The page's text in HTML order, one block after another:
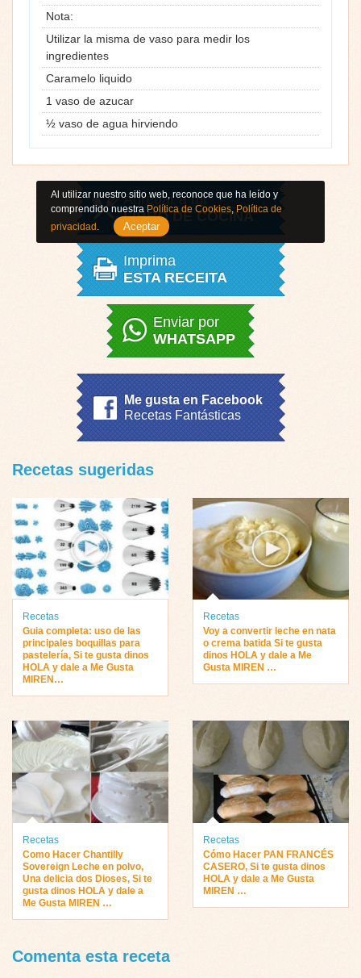
Nota:
Utilizar la misma de vaso para medir los
ingredientes
Caramelo liquido
1 vaso de azucar
½ vaso de agua hirviendo
Agregar a mi
LIBRO DE COCINA
Imprima
ESTA RECEITA
Enviar por
WHATSAPP
Me gusta en Facebook
Recetas Fantásticas
Recetas sugeridas
Recetas
Guia completa: uso de las
principales boquillas para
pastelería, Si te gusta dinos
HOLA y dale a Me Gusta
MIREN…
Recetas
Voy a convertir leche en nata
o crema batida Si te gusta
dinos HOLA y dale a Me
Gusta MIREN …
Recetas
Como Hacer Chantilly
Sovereign Leche en polvo,
Una delicia dos Dioses, Si te
gusta dinos HOLA y dale a
Me Gusta MIREN …
Recetas
Cómo Hacer PAN FRANCÉS
CASERO, Si te gusta dinos
HOLA y dale a Me Gusta
MIREN …
Comenta esta receta
Al utilizar nuestro sitio web, reconoce que ha leído y
comprendido nuestra Política de Cookies, Política de
privacidad . Aceptar